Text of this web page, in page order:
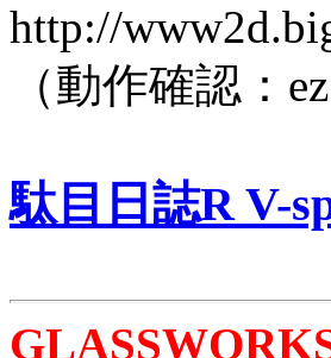
http://
（動作確認：
駄目日誌R V-